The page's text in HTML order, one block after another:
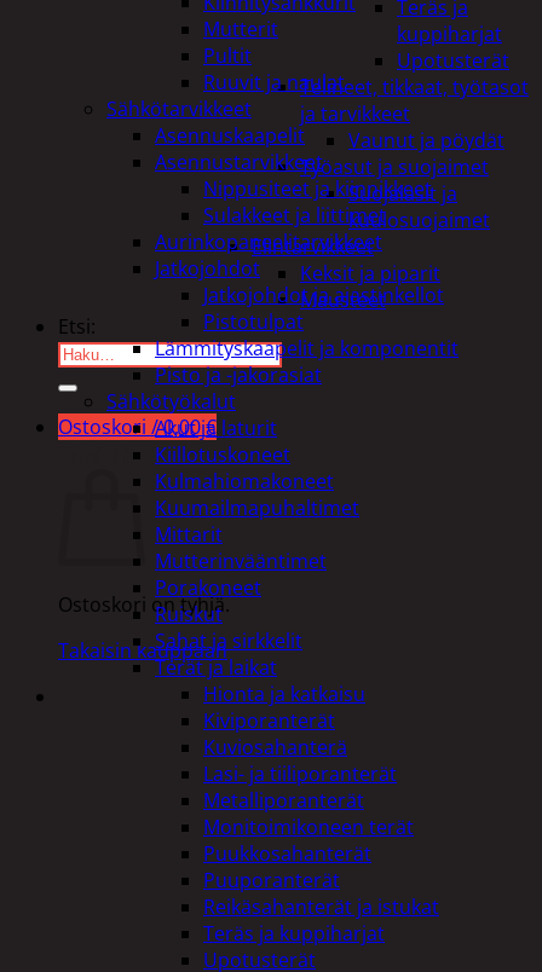
Teräs ja
kuppiharjat
Upotusterät
Telineet, tikkaat, työtasot
ja tarvikkeet
Vaunut ja pöydät
Työasut ja suojaimet
Suojalasit ja
kuulosuojaimet
Elintarvikkeet
Keksit ja piparit
Mausteet
Etsi:
Ostoskori /0,00€
Ostoskori on tyhjä.
Takaisin kauppaan
Mutterit
Pultit
Ruuvit ja naulat
Sähkötarvikkeet
Asennuskaapelit
Asennustarvikkeet
Nippusiteet ja kiinnikkeet
Sulakkeet ja liittimet
Aurinkopaneelitarvikkeet
Jatkojohdot
Jatkojohdot ja ajastinkellot
Pistotulpat
Lämmityskaapelit ja komponentit
Pisto ja -jakorasiat
Sähkötyökalut
Akut ja laturit
Kiillotuskoneet
Kulmahiomakoneet
Kuumailmapuhaltimet
Mittarit
Mutterinvääntimet
Porakoneet
Ruiskut
Sahat ja sirkkelit
Terät ja laikat
Hionta ja katkaisu
Kiviporanterät
Kuviosahanterä
Lasi- ja tiiliporanterät
Metalliporanterät
Monitoimikoneen terät
Puukkosahanterät
Puuporanterät
Reikäsahanterät ja istukat
Teräs ja kuppiharjat
Upotusterät